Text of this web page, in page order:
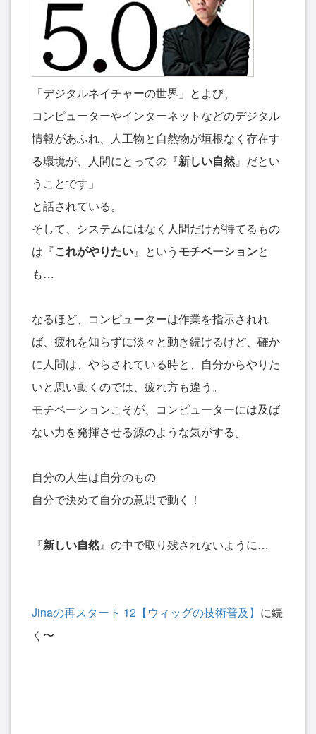
「デジタルネイチャーの世界」とよび、
コンピューターやインターネットなどのデジタル
情報があふれ、人工物と自然物が垣根なく存在す
る環境が、人間にとっての『新しい自然』だとい
うことです」
と話されている。
そして、システムにはなく人間だけが持てるもの
は『これがやりたい』という モチベーションと
も…
なるほど、コンピューターは作業を指示されれ
ば、疲れを知らずに淡々と動き続けるけど、確か
に人間は、やらされている時と、自分からやりた
いと思い動くのでは、疲れ方も違う。
モチベーションこそが、コンピューターには及ば
ない力を発揮させる源のような気がする。
自分の人生は自分のもの
自分で決めて自分の意思で動く！
『新しい自然』の中で取り残されないように…
Jinaの再スタート 12【ウィッグの技術普及】 に続
く〜